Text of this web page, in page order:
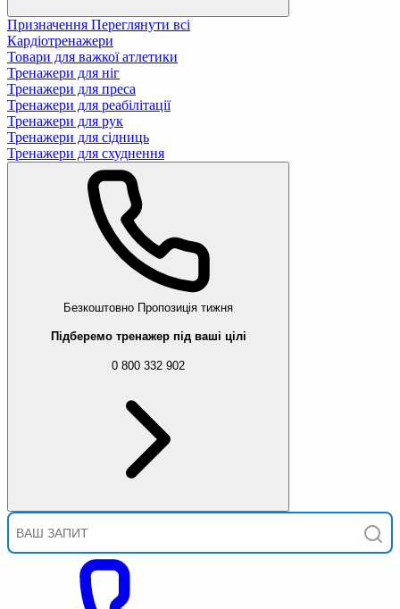
Призначення Переглянути всі
Кардіотренажери
Товари для важкої атлетики
Тренажери для ніг
Тренажери для преса
Тренажери для реабілітації
Тренажери для рук
Тренажери для сідниць
Тренажери для схуднення
Безкоштовно Пропозиція тижня
Підберемо тренажер під ваші цілі
0 800 332 902